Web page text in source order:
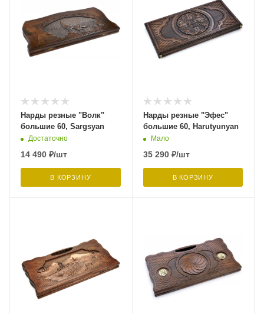
Нарды резные "Волк"
большие 60, Sargsyan
Достаточно
14 490 ₽/шт
В КОРЗИНУ
Нарды резные "Эфес"
большие 60, Harutyunyan
Мало
35 290₽/шт
В КОРЗИНУ